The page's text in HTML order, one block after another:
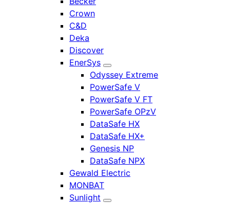
Crown
C&D
Deka
Discover
EnerSys
Odyssey Extreme
PowerSafe V
PowerSafe V FT
PowerSafe OPzV
DataSafe HX
DataSafe HX+
Genesis NP
DataSafe NPX
Gewald Electric
MONBAT
Sunlight